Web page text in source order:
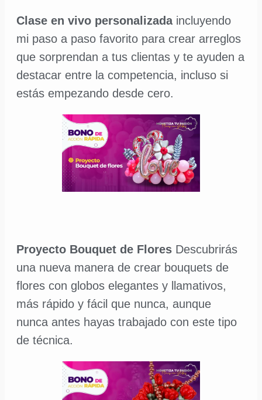
Clase en vivo personalizada incluyendo
mi paso a paso favorito para crear arreglos
que sorprendan a tus clientas y te ayuden a
destacar entre la competencia, incluso si
estás empezando desde cero.
Proyecto Bouquet de Flores Descubrirás
una nueva manera de crear bouquets de
flores con globos elegantes y llamativos,
más rápido y fácil que nunca, aunque
nunca antes hayas trabajado con este tipo
de técnica.